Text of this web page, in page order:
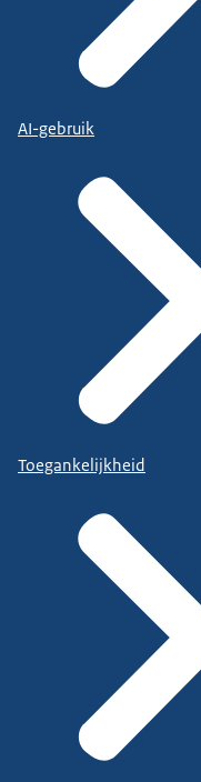
AI-gebruik
Toegankelijkheid